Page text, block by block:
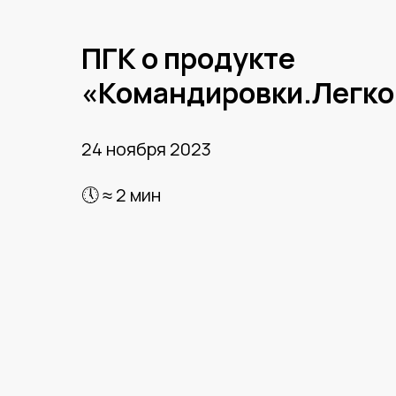
ПГК о продукте
24 ноября 2023
🕔 ≈ 2 мин